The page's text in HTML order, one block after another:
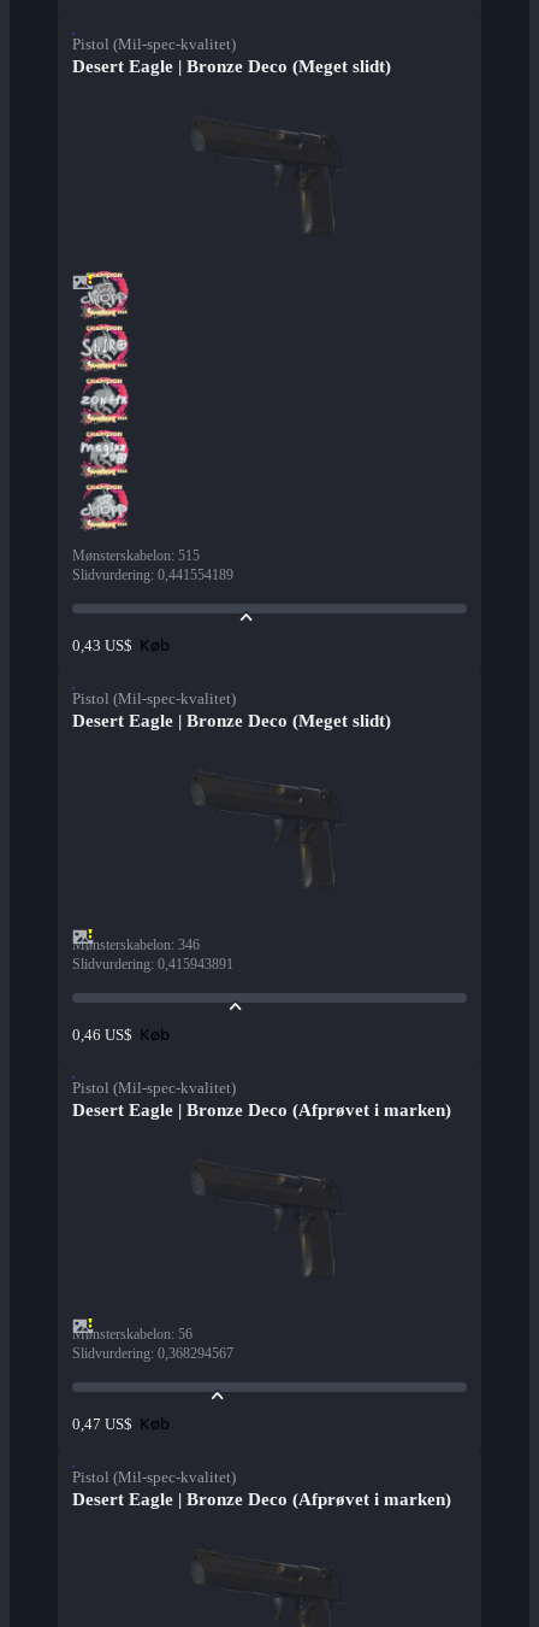
Pistol (Mil-spec-kvalitet)
Desert Eagle | Bronze Deco (Meget slidt)
Mønsterskabelon: 515
Slidvurdering: 0,441554189
0,43 US$ Køb
Pistol (Mil-spec-kvalitet)
Desert Eagle | Bronze Deco (Meget slidt)
Mønsterskabelon: 346
Slidvurdering: 0,415943891
0,46 US$ Køb
Pistol (Mil-spec-kvalitet)
Desert Eagle | Bronze Deco (Afprøvet i marken)
Mønsterskabelon: 56
Slidvurdering: 0,368294567
0,47 US$ Køb
Pistol (Mil-spec-kvalitet)
Desert Eagle | Bronze Deco (Afprøvet i marken)